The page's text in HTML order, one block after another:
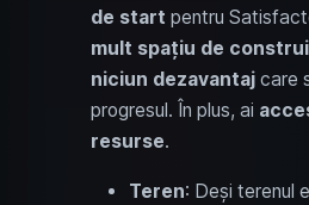
de start pentru
mult spațiu de
niciun dezavantaj care
progresul. În plus, ai
resurse.
Teren: Deși terenul